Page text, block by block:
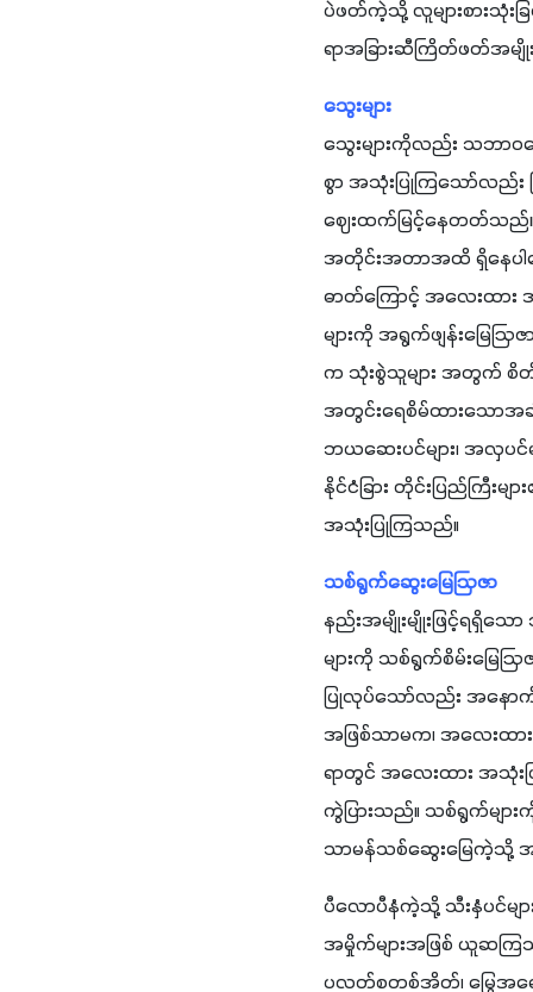
ပဲဖတ်ကဲ့သို့ လူများစားသုံးခြ
ရာအခြားဆီကြိတ်ဖတ်အမျိုး
သွေးများ
သွေးများကိုလည်း သဘာဝမ
စွာ အသုံးပြုကြသော်လည်း
ဈေးထက်မြင့်နေတတ်သည်။
အတိုင်းအတာအထိ ရှိနေပါသ
ဓာတ်ကြောင့် အလေးထား
များကို အရွက်ဖျန်းမြေ
က သုံးစွဲသူများ အတွက် စိတ်ဝ
အတွင်းရေစိမ်ထားသောအခ
ဘယဆေးပင်များ၊ အလှပ
နိုင်ငံခြား တိုင်းပြည်ကြီး
အသုံးပြုကြသည်။
သစ်ရွက်ဆွေးမြေဩဇာ
နည်းအမျိုးမျိုးဖြင့်ရရှိသ
များကို သစ်ရွက်စိမ်းမြေ
ပြုလုပ်သော်လည်း အနော
အဖြစ်သာမက၊ အလေးထား
ရာတွင် အလေးထား အသုံး
ကွဲပြားသည်။ သစ်ရွက်များ
သာမန်သစ်ဆွေးမြေကဲ့သို့ အခြာ
ပီလောပီနံကဲ့သို့ သီးနှံပင်မျ
အမှိုက်များအဖြစ် ယူဆက
ပလတ်စတစ်အိတ်၊ မြွေအရေ